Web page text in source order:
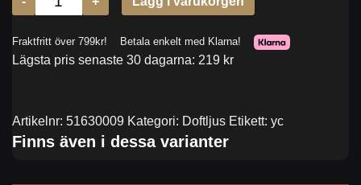
Lägsta pris senaste 30 dagarna: 219 kr
Artikelnr: 51630009 Kategori: Doftljus Etikett: yc
Finns även i dessa varianter